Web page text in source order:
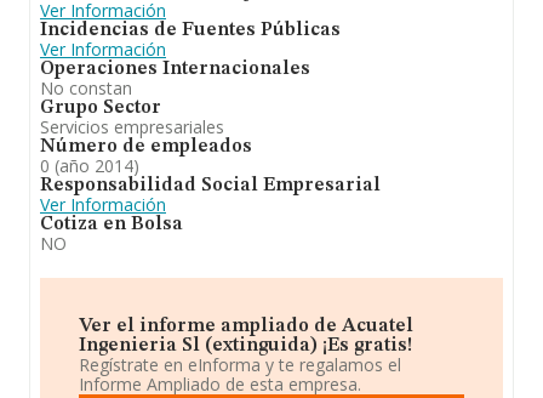
Ver Información
Incidencias de Fuentes Públicas
Ver Información
Operaciones Internacionales
No constan
Grupo Sector
Servicios empresariales
Número de empleados
0 (año 2014)
Responsabilidad Social Empresarial
Ver Información
Cotiza en Bolsa
NO
Ver el informe ampliado de Acuatel
Ingenieria Sl (extinguida) ¡Es gratis!
Regístrate en eInforma y te regalamos el
Informe Ampliado de esta empresa.